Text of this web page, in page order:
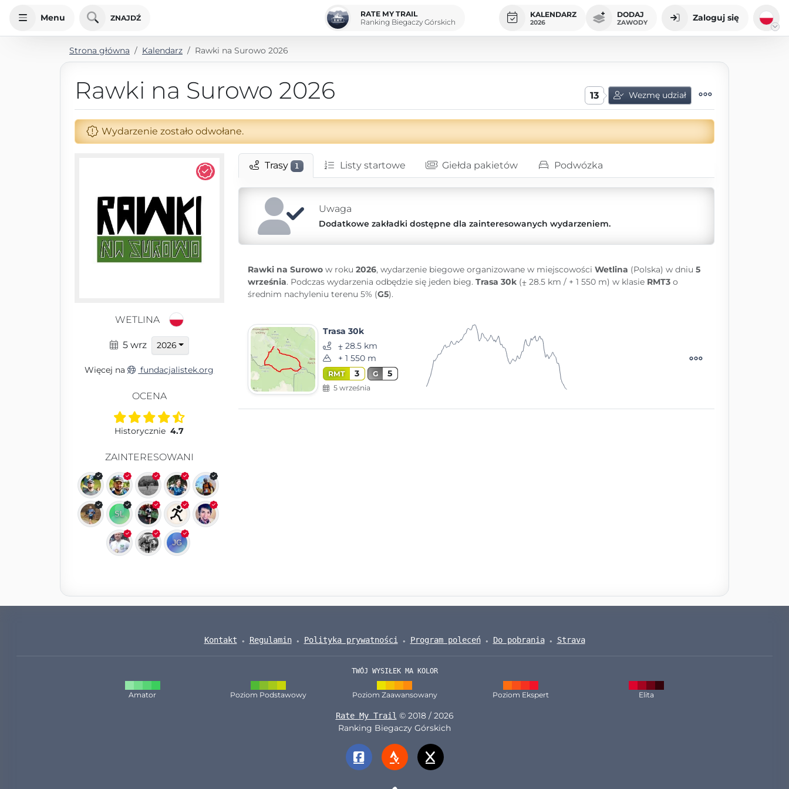
Menu ZNAJDŹ
RATE MY TRAIL
Ranking Biegaczy Górskich
KALENDARZ
2026
DODAJ
ZAWODY Zaloguj się
Strona główna Kalendarz Rawki na Surowo 2026
Rawki na Surowo 2026 13 Wezmę udział
Wydarzenie zostało odwołane.
WETLINA
5 wrz 2026
Więcej na fundacjalistek.org
OCENA
Historycznie 4.7
ZAINTERESOWANI
Trasy 1 Listy startowe Giełda pakietów Podwózka
Uwaga
Dodatkowe zakładki dostępne dla zainteresowanych wydarzeniem.
Rawki na Surowow roku 2026, wydarzenie biegowe organizowane w miejscowości Wetlina (Polska) w dniu 5
września. Podczas wydarzenia odbędzie się jeden bieg. Trasa 30k(⨦ 28.5 km / + 1 550 m) w klasie RMT3o
średnim nachyleniu terenu 5% (G5).
Trasa 30k
⨦ 28.5 km
+ 1 550 m
RMT 3 G 5
5 września
Kontakt Regulamin Polityka prywatności Program poleceń Do pobrania Strava
TWÓJ WYSIŁEK MA KOLOR
Amator Poziom Podstawowy Poziom Zaawansowany Poziom Ekspert Elita
Rate My Trail © 2018 / 2026
Ranking Biegaczy Górskich